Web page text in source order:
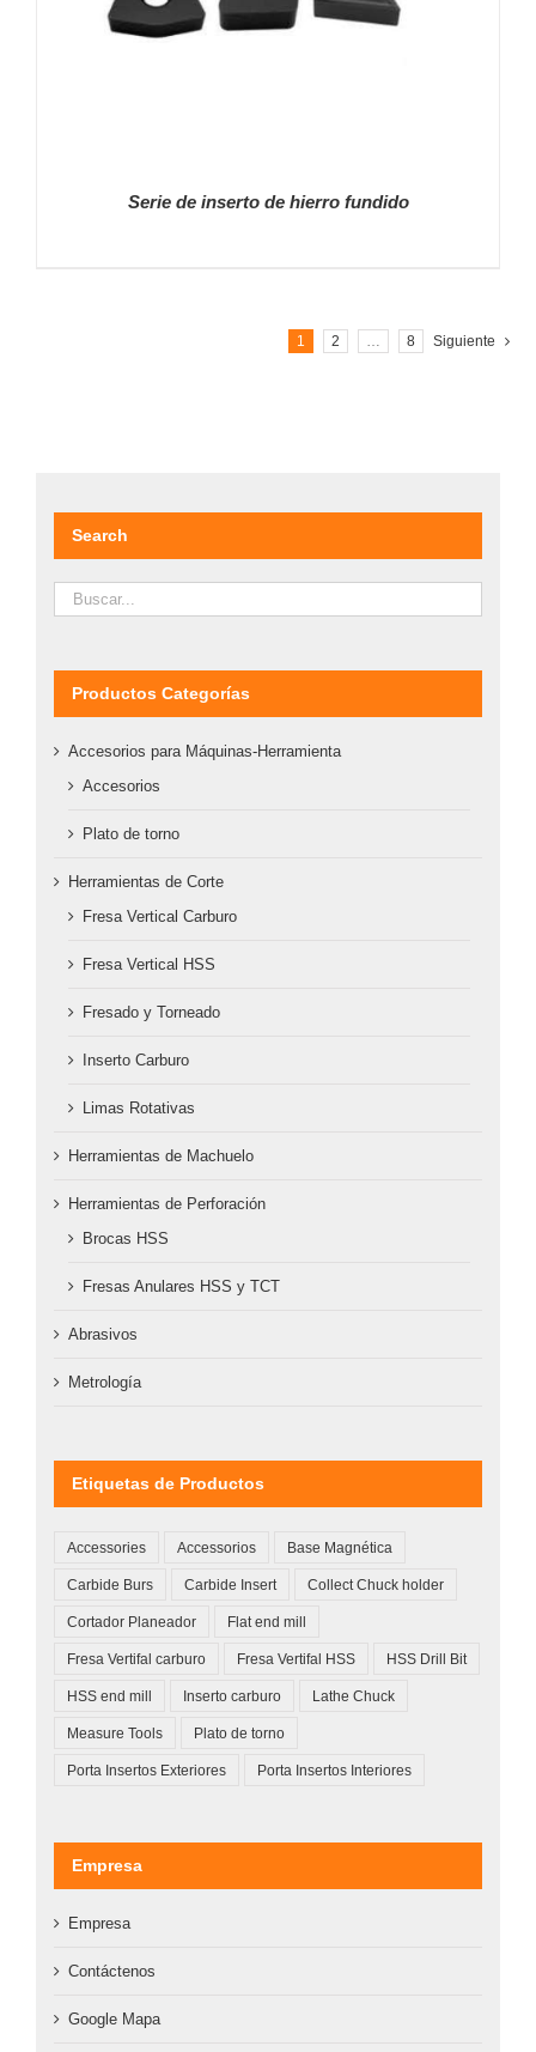
Serie de inserto de hierro fundido
1 2 8 Siguiente
Search
Productos Categorías
Accesorios para Máquinas-Herramienta
Accesorios
Plato de torno
Herramientas de Corte
Fresa Vertical Carburo
Fresa Vertical HSS
Fresado y Torneado
Inserto Carburo
Limas Rotativas
Herramientas de Machuelo
Herramientas de Perforación
Brocas HSS
Fresas Anulares HSS y TCT
Abrasivos
Metrología
Etiquetas de Productos
Accessories Accessorios Base Magnética
Carbide Burs Carbide Insert Collect Chuck holder
Cortador Planeador Flat end mill
Fresa Vertifal carburo Fresa Vertifal HSS HSS Drill Bit
HSS end mill Inserto carburo Lathe Chuck
Measure Tools Plato de torno
Porta Insertos Exteriores Porta Insertos Interiores
Empresa
Empresa
Contáctenos
Google Mapa